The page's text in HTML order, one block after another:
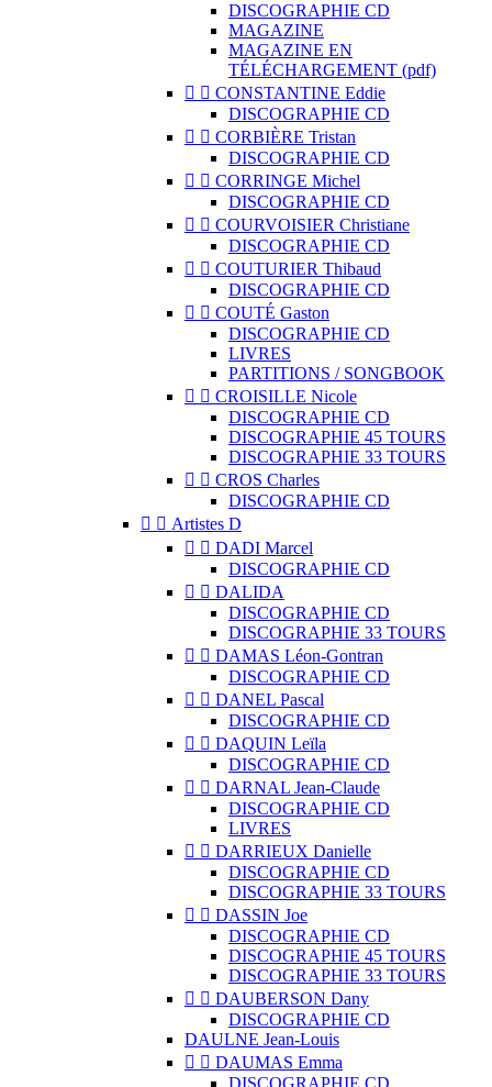
DISCOGRAPHIE CD
MAGAZINE
MAGAZINE EN
TÉLÉCHARGEMENT (pdf)
  CONSTANTINE Eddie
DISCOGRAPHIE CD
  CORBIÈRE Tristan
DISCOGRAPHIE CD
  CORRINGE Michel
DISCOGRAPHIE CD
  COURVOISIER Christiane
DISCOGRAPHIE CD
  COUTURIER Thibaud
DISCOGRAPHIE CD
  COUTÉ Gaston
DISCOGRAPHIE CD
LIVRES
PARTITIONS / SONGBOOK
  CROISILLE Nicole
DISCOGRAPHIE CD
DISCOGRAPHIE 45 TOURS
DISCOGRAPHIE 33 TOURS
  CROS Charles
DISCOGRAPHIE CD
  Artistes D
  DADI Marcel
DISCOGRAPHIE CD
  DALIDA
DISCOGRAPHIE CD
DISCOGRAPHIE 33 TOURS
  DAMAS Léon-Gontran
DISCOGRAPHIE CD
  DANEL Pascal
DISCOGRAPHIE CD
  DAQUIN Leïla
DISCOGRAPHIE CD
  DARNAL Jean-Claude
DISCOGRAPHIE CD
LIVRES
  DARRIEUX Danielle
DISCOGRAPHIE CD
DISCOGRAPHIE 33 TOURS
  DASSIN Joe
DISCOGRAPHIE CD
DISCOGRAPHIE 45 TOURS
DISCOGRAPHIE 33 TOURS
  DAUBERSON Dany
DISCOGRAPHIE CD
DAULNE Jean-Louis
  DAUMAS Emma
DISCOGRAPHIE CD